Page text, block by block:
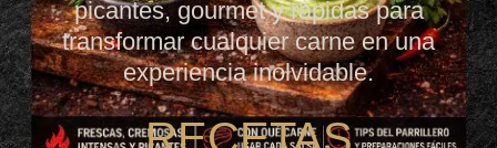
picantes, gourmet y rápidas para
transformar cualquier carne en una
experiencia inolvidable.
RECETAS